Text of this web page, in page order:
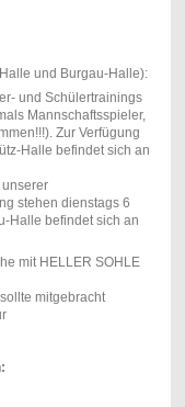
und Burgau-Halle):
und Schülertrainings
Mannschaftsspieler,
Zur Verfügung
Halle befindet sich an
stehen dienstags 6
Halle befindet sich an
mit HELLER SOHLE
mitgebracht